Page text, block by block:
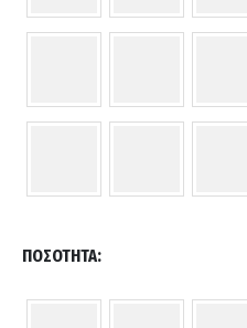
ΠΟΣΌΤΗΤΑ